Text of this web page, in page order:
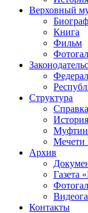
Верховный
Книга
Фильм
Структура
Муфтии
Мечети
Архив
Газета
Контакты